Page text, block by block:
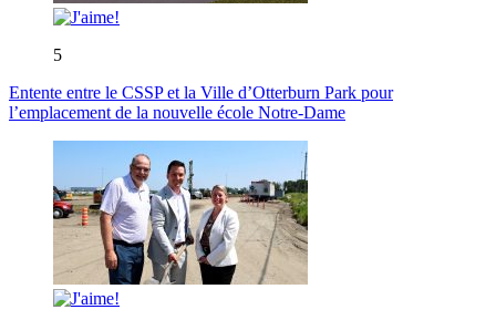
5
Entente entre le CSSP et la Ville d’Otterburn Park pour
l’emplacement de la nouvelle école Notre-Dame